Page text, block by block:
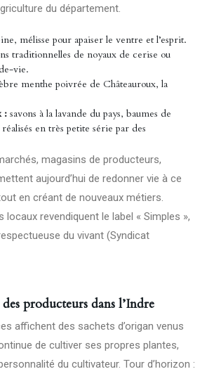
du département.
mélisse pour apaiser le ventre et l’esprit.
traditionnelles de noyaux de cerise ou
vie.
menthe poivrée de Châteauroux, la
: savons à la lavande du pays, baumes de
en très petite série par des
magasins de producteurs,
aujourd’hui de redonner vie à ce
en créant de nouveaux métiers.
locaux revendiquent le label « Simples »,
du vivant (Syndicat
producteurs dans l’Indre
affichent des sachets d’origan venus
de cultiver ses propres plantes,
du cultivateur. Tour d’horizon :